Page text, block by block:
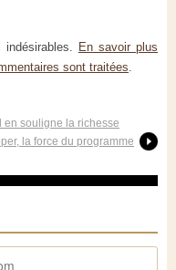
En savoir plus
sont traitées
souligne la richesse
la force du programme